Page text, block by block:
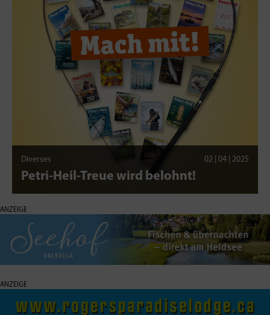
Diverses 02 | 04 | 2025
Petri-Heil-Treue wird belohnt!
ANZEIGE
ANZEIGE